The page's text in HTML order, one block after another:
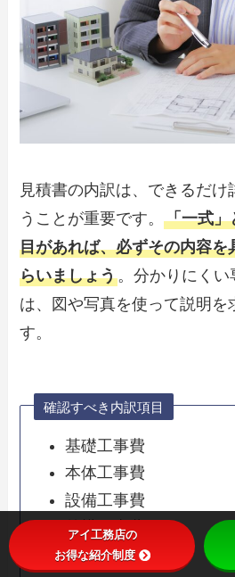
見積書の内訳は、できるだけ
うことが重要です。「一式」
目があれば、必ずその内容を
らいましょう。分かりにく
は、図や写真を使って説明を
す。
確認すべき内訳項目
基礎工事費
本体工事費
設備工事費
外構工事費
諸経費の詳細
アイ工務店の
お得な紹介制度